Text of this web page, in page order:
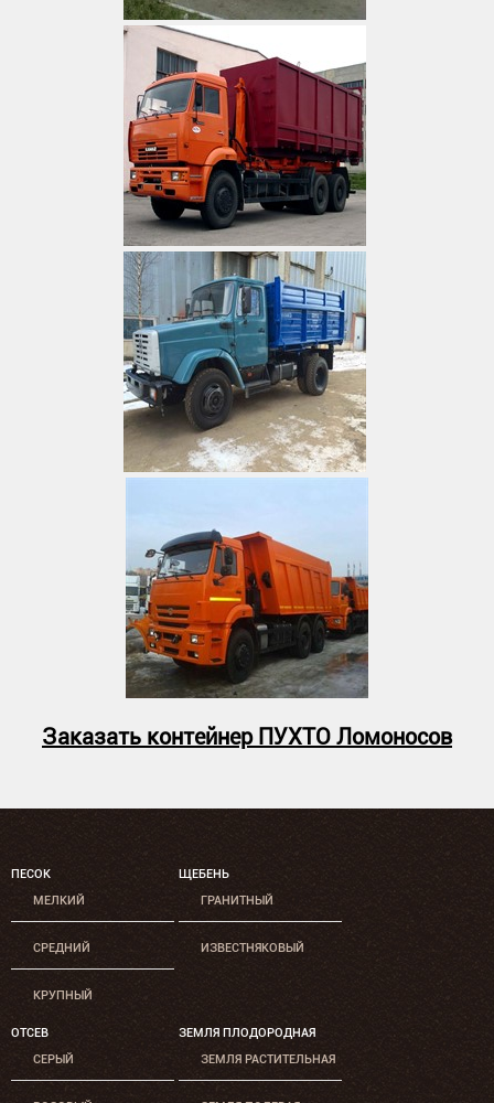
Заказать контейнер ПУХТО Ломоносов
ПЕСОК
МЕЛКИЙ
СРЕДНИЙ
КРУПНЫЙ
ЩЕБЕНЬ
ГРАНИТНЫЙ
ИЗВЕСТНЯКОВЫЙ
ОТСЕВ
СЕРЫЙ
ЗЕМЛЯ ПЛОДОРОДНАЯ
ЗЕМЛЯ РАСТИТЕЛЬНАЯ